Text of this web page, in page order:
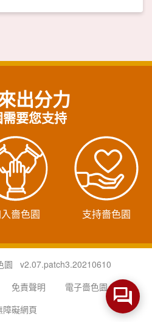
出分力
要您支持
嗇色園 支持嗇色園
園 v2.07.patch3.20210610
免責聲明
電子嗇色園
障礙網頁